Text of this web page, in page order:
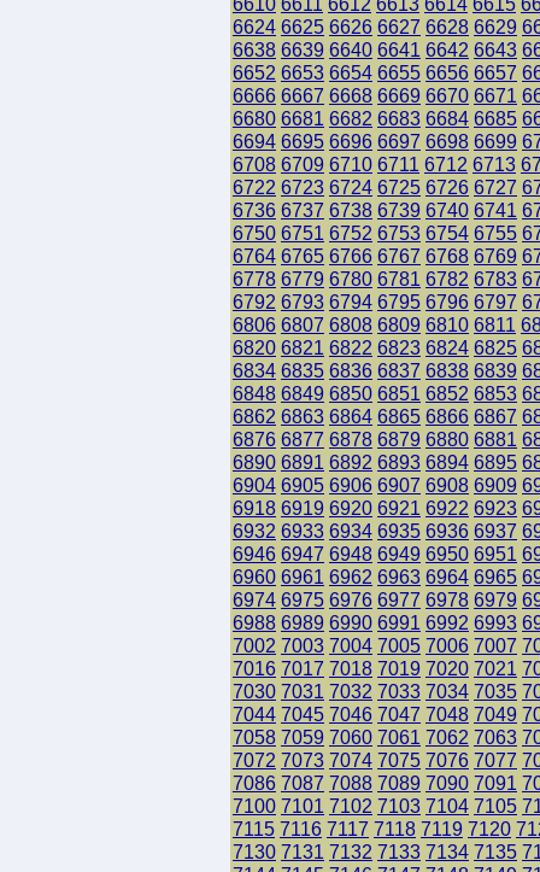
6624 6625 6626 6627 6628 6629
6638 6639 6640 6641 6642 6643
6652 6653 6654 6655 6656 6657
6666 6667 6668 6669 6670 6671
6680 6681 6682 6683 6684 6685
6694 6695 6696 6697 6698 6699
6708 6709 6710 6711 6712 6713
6722 6723 6724 6725 6726 6727
6736 6737 6738 6739 6740 6741
6750 6751 6752 6753 6754 6755
6764 6765 6766 6767 6768 6769
6778 6779 6780 6781 6782 6783
6792 6793 6794 6795 6796 6797
6806 6807 6808 6809 6810 6811
6820 6821 6822 6823 6824 6825
6834 6835 6836 6837 6838 6839
6848 6849 6850 6851 6852 6853
6862 6863 6864 6865 6866 6867
6876 6877 6878 6879 6880 6881
6890 6891 6892 6893 6894 6895
6904 6905 6906 6907 6908 6909
6918 6919 6920 6921 6922 6923
6932 6933 6934 6935 6936 6937
6946 6947 6948 6949 6950 6951
6960 6961 6962 6963 6964 6965
6974 6975 6976 6977 6978 6979
6988 6989 6990 6991 6992 6993
7002 7003 7004 7005 7006 7007
7016 7017 7018 7019 7020 7021
7030 7031 7032 7033 7034 7035
7044 7045 7046 7047 7048 7049
7058 7059 7060 7061 7062 7063
7072 7073 7074 7075 7076 7077
7086 7087 7088 7089 7090 7091
7100 7101 7102 7103 7104 7105
7115 7116 7117 7118 7119 7120
7130 7131 7132 7133 7134 7135